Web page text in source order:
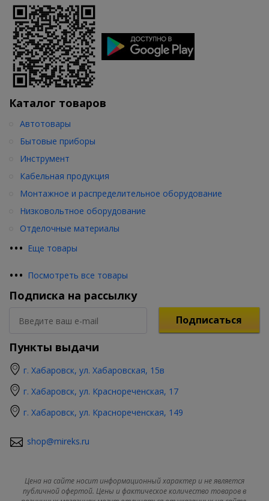
Каталог товаров
••• Еще товары
Автотовары
Бытовые приборы
Инструмент
Кабельная продукция
Монтажное и распределительное оборудование
Низковольтное оборудование
Отделочные материалы
••• Посмотреть все товары
Подписка на рассылку
Подписаться
Пункты выдачи
г. Хабаровск, ул. Хабаровская, 15в
г. Хабаровск, ул. Краснореченская, 17
г. Хабаровск, ул. Краснореченская, 149
shop@mireks.ru
Цена на сайте носит информационный характер и не является
публичной офертой. Цены и фактическое количество товаров в